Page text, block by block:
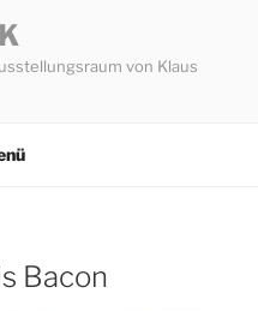
von Klaus
Bacon